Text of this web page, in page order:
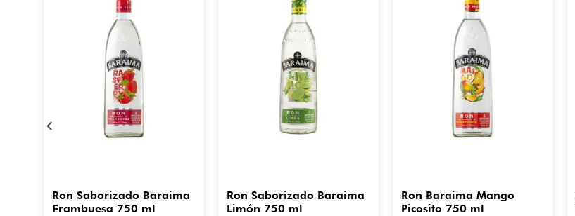
Ron Saborizado Baraima
Frambuesa 750 ml
Ron Saborizado Baraima
Limón 750 ml
Ron Baraima Mango
Picosito 750 ml